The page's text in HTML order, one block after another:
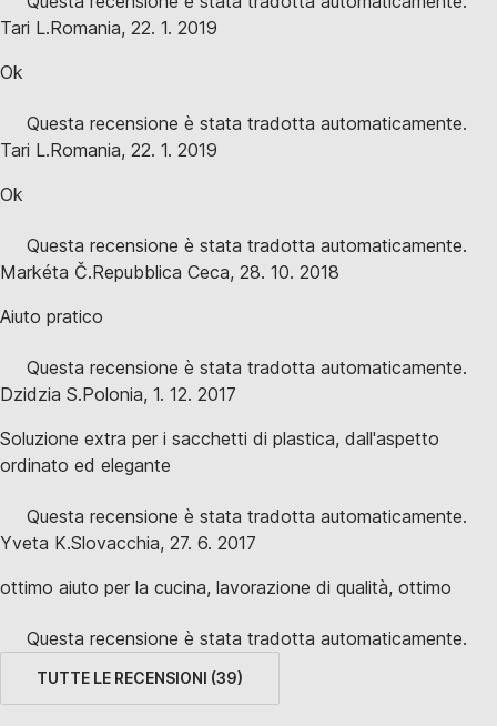
Tari L.Romania, 22. 1. 2019
Ok
Questa recensione è stata tradotta automaticamente.
Tari L.Romania, 22. 1. 2019
Ok
Questa recensione è stata tradotta automaticamente.
Markéta Č.Repubblica Ceca, 28. 10. 2018
Aiuto pratico
Questa recensione è stata tradotta automaticamente.
Dzidzia S.Polonia, 1. 12. 2017
Soluzione extra per i sacchetti di plastica, dall'aspetto
ordinato ed elegante
Questa recensione è stata tradotta automaticamente.
Yveta K.Slovacchia, 27. 6. 2017
ottimo aiuto per la cucina, lavorazione di qualità, ottimo
Questa recensione è stata tradotta automaticamente.
TUTTE LE RECENSIONI (39)